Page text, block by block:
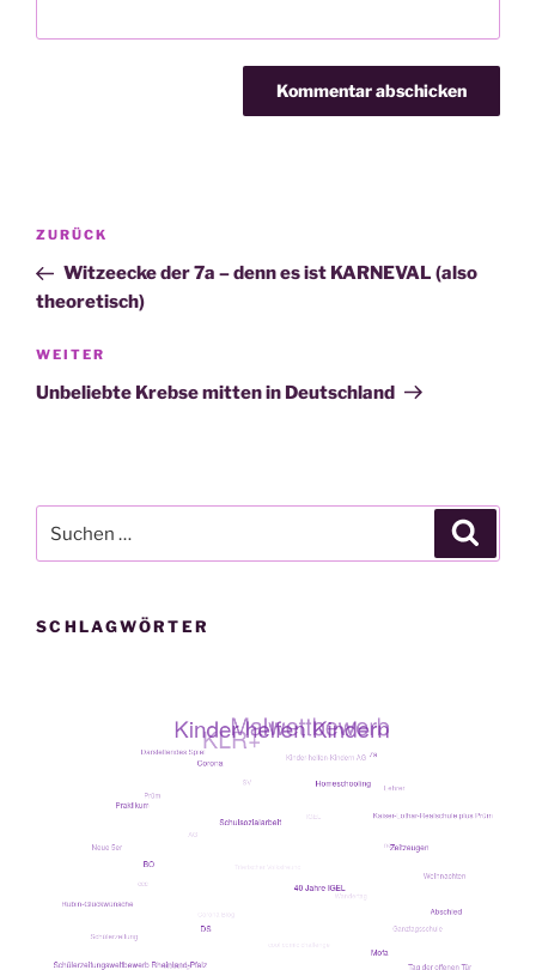
Beitragsnavigation
Vorheriger
Beitrag
ZURÜCK
Witzeecke der 7a – denn es ist KARNEVAL (also
theoretisch)
Nächster
Beitrag
WEITER
Unbeliebte Krebse mitten in Deutschland
nach:
SCHLAGWÖRTER